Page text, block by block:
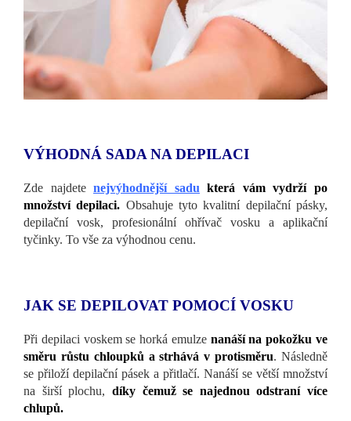
VÝHODNÁ SADA NA DEPILACI
Zde najdetenejvýhodnější sadu
která vám vydrží po
množství depilaci. Obsahuje tyto kvalitní depilační pásky,
depilační vosk, profesionální ohřívač vosku a aplikační
tyčinky. To vše za výhodnou cenu.
JAK SE DEPILOVAT POMOCÍ VOSKU
Při depilaci voskem se horká emulze nanáší na pokožku ve
směru růstu chloupků a strhává v protisměru. Následně
se přiloží depilační pásek a přitlačí. Nanáší se větší množství
na širší plochu, díky čemuž se najednou odstraní více
chlupů.